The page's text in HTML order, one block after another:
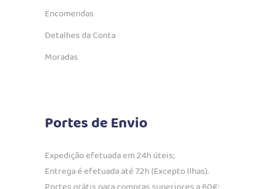
Encomendas
Detalhes da Conta
Moradas
Portes de Envio
Expedição efetuada em 24h úteis;
Entrega é efetuada até 72h (Excepto Ilhas).